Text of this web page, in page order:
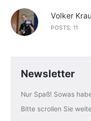
Volker
POSTS: 11
Newsletter
Nur Spaß! Sowas
Bitte scrollen Sie